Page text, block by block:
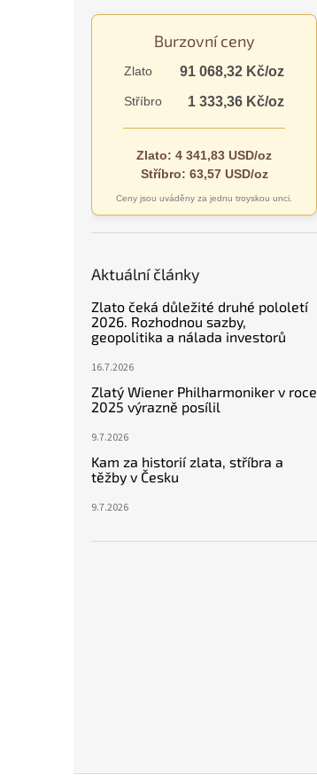
Burzovní ceny
Zlato 91 068,32 Kč/oz
Stříbro 1 333,36 Kč/oz
Zlato: 4 341,83 USD/oz
Stříbro: 63,57 USD/oz
Ceny jsou uváděny za jednu troyskou unci.
Aktuální články
Zlato čeká důležité druhé pololetí
2026. Rozhodnou sazby,
geopolitika a nálada investorů
16.7.2026
Zlatý Wiener Philharmoniker v roce
2025 výrazně posílil
9.7.2026
Kam za historií zlata, stříbra a
těžby v Česku
9.7.2026